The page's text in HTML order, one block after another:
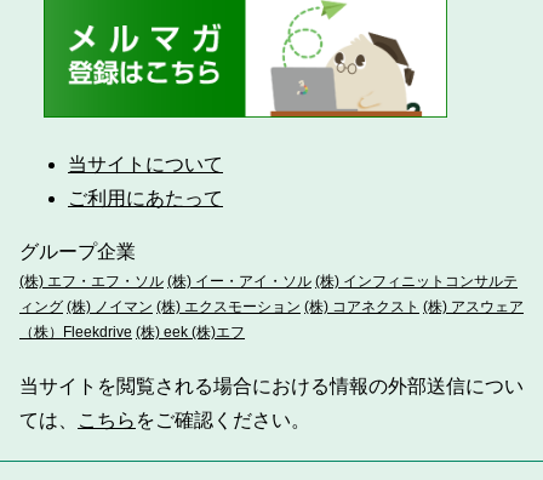
当サイトについて
ご利用にあたって
グループ企業
(株) エフ・エフ・ソル (株) イー・アイ・ソル (株) インフィニットコンサルテ
ィング (株) ノイマン (株) エクスモーション (株) コアネクスト (株) アスウェア
（株）Fleekdrive (株) eek (株)エフ
当サイトを閲覧される場合における情報の外部送信につい
ては、
こちら をご確認ください。